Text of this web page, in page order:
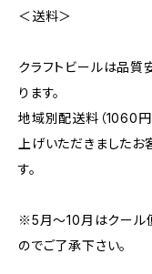
＜送料＞
クラフトビールは品質
ります。
地域別配送料（1060
上げいただきました
す。
※5月～10月はクール
のでご了承下さい。